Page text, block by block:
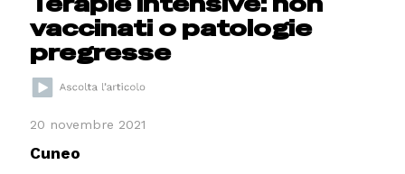
vaccinati o patologie
pregresse
20 novembre 2021
Cuneo